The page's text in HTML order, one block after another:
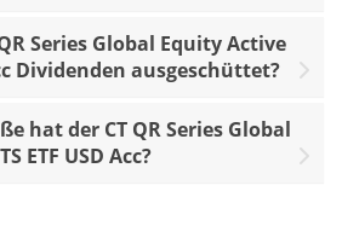
Series Global Equity Active
Dividenden ausgeschüttet?
hat der CT QR Series Global
ETF USD Acc?